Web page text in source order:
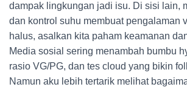
dampak lingkungan jadi isu. Di sisi lain,
dan kontrol suhu membuat pengalaman
halus, asalkan kita paham keamanan
Media sosial sering menambah bumbu
rasio VG/PG, dan tes cloud yang bikin
Namun aku lebih tertarik melihat